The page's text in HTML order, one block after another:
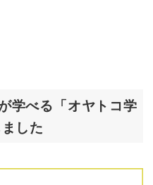
学べる「オヤトコ学
した